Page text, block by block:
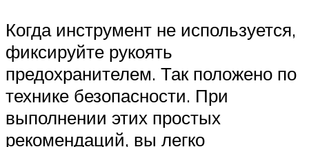
Когда инструмент не используется,
фиксируйте рукоять
предохранителем. Так положено по
технике безопасности. При
выполнении этих простых
рекомендаций, вы легко